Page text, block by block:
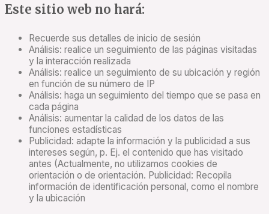
Este sitio web no hará:
Recuerde sus detalles de inicio de sesión
Análisis: realice un seguimiento de las páginas visitadas
y la interacción realizada
Análisis: realice un seguimiento de su ubicación y región
en función de su número de IP
Análisis: haga un seguimiento del tiempo que se pasa en
cada página
Análisis: aumentar la calidad de los datos de las
funciones estadísticas
Publicidad: adapte la información y la publicidad a sus
intereses según, p. Ej. el contenido que has visitado
antes (Actualmente, no utilizamos cookies de
orientación o de orientación. Publicidad: Recopila
información de identificación personal, como el nombre
y la ubicación